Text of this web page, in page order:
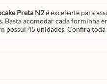
Preta N2é excelente para
Basta acomodar cada forminha
possui 45 unidades. Confira